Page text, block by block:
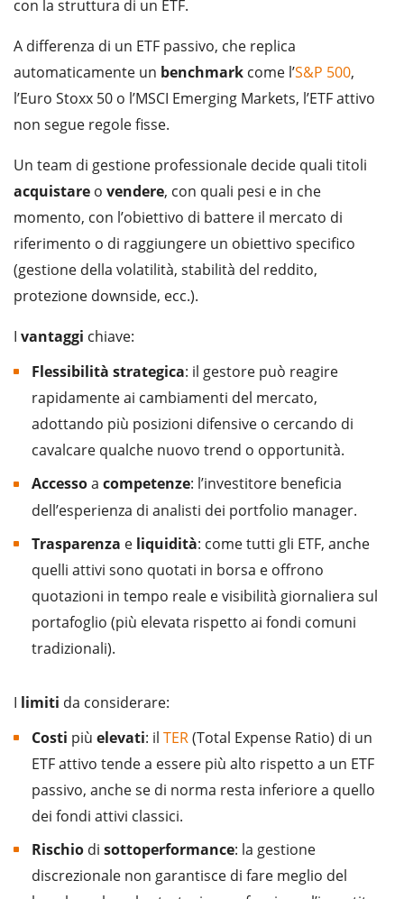
con la struttura di un ETF.
A differenza di un ETF passivo, che replica
automaticamente un benchmark come l’S&P 500,
l’Euro Stoxx 50 o l’MSCI Emerging Markets, l’ETF attivo
non segue regole fisse.
Un team di gestione professionale decide quali titoli
acquistare o vendere, con quali pesi e in che
momento, con l’obiettivo di battere il mercato di
riferimento o di raggiungere un obiettivo specifico
(gestione della volatilità, stabilità del reddito,
protezione downside, ecc.).
I vantaggi chiave:
Flessibilità strategica: il gestore può reagire
rapidamente ai cambiamenti del mercato,
adottando più posizioni difensive o cercando di
cavalcare qualche nuovo trend o opportunità.
Accessoa competenze: l’investitore beneficia
dell’esperienza di analisti dei portfolio manager.
Trasparenza e liquidità: come tutti gli ETF, anche
quelli attivi sono quotati in borsa e offrono
quotazioni in tempo reale e visibilità giornaliera sul
portafoglio (più elevata rispetto ai fondi comuni
tradizionali).
I limiti da considerare:
Costi più elevati: il TER(Total Expense Ratio) di un
ETF attivo tende a essere più alto rispetto a un ETF
passivo, anche se di norma resta inferiore a quello
dei fondi attivi classici.
Rischio di sottoperformance: la gestione
discrezionale non garantisce di fare meglio del